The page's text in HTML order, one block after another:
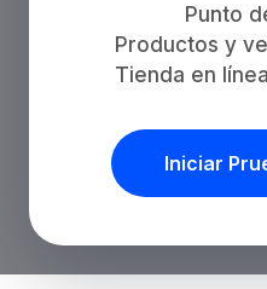
Punto
Productos y
Tienda en
Iniciar